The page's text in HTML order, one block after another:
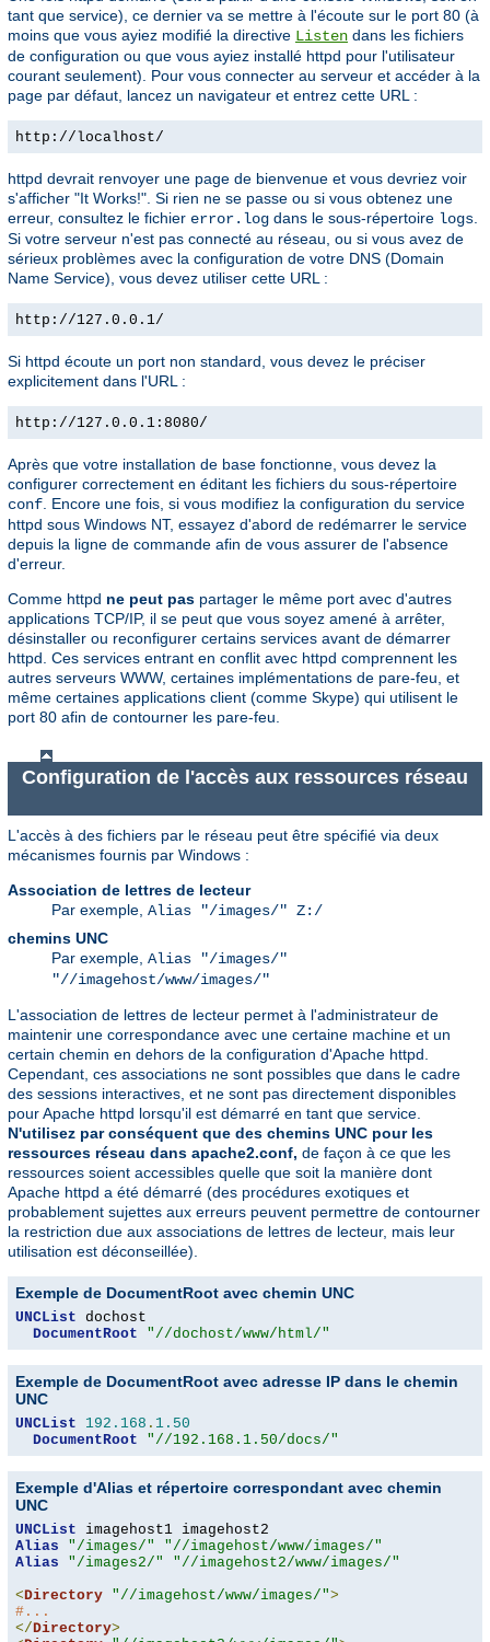
tant que service), ce dernier va se mettre à l'écoute sur le port 80 (à
moins que vous ayiez modifié la directive Listen dans les fichiers
de configuration ou que vous ayiez installé httpd pour l'utilisateur
courant seulement). Pour vous connecter au serveur et accéder à la
page par défaut, lancez un navigateur et entrez cette URL :
http://localhost/
httpd devrait renvoyer une page de bienvenue et vous devriez voir
s'afficher "It Works!". Si rien ne se passe ou si vous obtenez une
erreur, consultez le fichier error.log dans le sous-répertoire logs
Si votre serveur n'est pas connecté au réseau, ou si vous avez de
sérieux problèmes avec la configuration de votre DNS (Domain
Name Service), vous devez utiliser cette URL :
http://127.0.0.1/
Si httpd écoute un port non standard, vous devez le préciser
explicitement dans l'URL :
http://127.0.0.1:8080/
Après que votre installation de base fonctionne, vous devez la
configurer correctement en éditant les fichiers du sous-répertoire
conf . Encore une fois, si vous modifiez la configuration du service
httpd sous Windows NT, essayez d'abord de redémarrer le service
depuis la ligne de commande afin de vous assurer de l'absence
d'erreur.
Comme httpd ne peut pas partager le même port avec d'autres
applications TCP/IP, il se peut que vous soyez amené à arrêter,
désinstaller ou reconfigurer certains services avant de démarrer
httpd. Ces services entrant en conflit avec httpd comprennent les
autres serveurs WWW, certaines implémentations de pare-feu, et
même certaines applications client (comme Skype) qui utilisent le
port 80 afin de contourner les pare-feu.
Configuration de l'accès aux ressources réseau
L'accès à des fichiers par le réseau peut être spécifié via deux
mécanismes fournis par Windows :
Association de lettres de lecteur
Par exemple, Alias "/images/" Z:/
chemins UNC
Par exemple, Alias "/images/"
"//imagehost/www/images/"
L'association de lettres de lecteur permet à l'administrateur de
maintenir une correspondance avec une certaine machine et un
certain chemin en dehors de la configuration d'Apache httpd.
Cependant, ces associations ne sont possibles que dans le cadre
des sessions interactives, et ne sont pas directement disponibles
pour Apache httpd lorsqu'il est démarré en tant que service.
N'utilisez par conséquent que des chemins UNC pour les
ressources réseau dans apache2.conf, de façon à ce que les
ressources soient accessibles quelle que soit la manière dont
Apache httpd a été démarré (des procédures exotiques et
probablement sujettes aux erreurs peuvent permettre de contourner
la restriction due aux associations de lettres de lecteur, mais leur
utilisation est déconseillée).
Exemple de DocumentRoot avec chemin UNC
UNCList dochost
DocumentRoot
"//dochost/www/html/"
Exemple de DocumentRoot avec adresse IP dans le chemin
UNC
UNCList 192.168 . 1.50
DocumentRoot
"//192.168.1.50/docs/"
Exemple d'Alias et répertoire correspondant avec chemin
UNC
UNCList
Alias
"/images/"
"//imagehost/www/images/"
Alias
"/images2/"
"//imagehost2/www/images/"
<Directory "//imagehost/www/images/">
#...
</Directory>